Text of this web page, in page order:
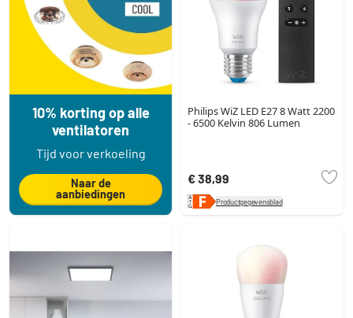
10% korting op alle
ventilatoren
Tijd voor verkoeling
Naar de
aanbiedingen
Philips WiZ LED E27 8 Watt 2200
- 6500 Kelvin 806 Lumen
€ 38,99
Productgegevensblad